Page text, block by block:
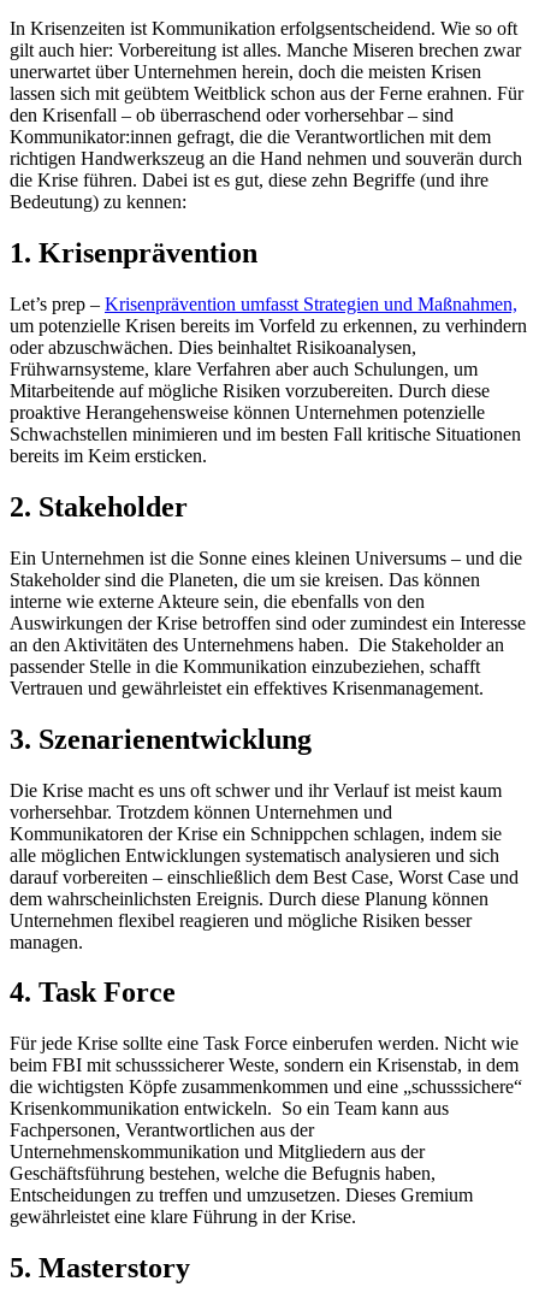
In Krisenzeiten ist Kommunikation erfolgsentscheidend. Wie so oft
gilt auch hier: Vorbereitung ist alles. Manche Miseren brechen zwar
unerwartet über Unternehmen herein, doch die meisten Krisen
lassen sich mit geübtem Weitblick schon aus der Ferne erahnen. Für
den Krisenfall – ob überraschend oder vorhersehbar – sind
Kommunikator:innen gefragt, die die Verantwortlichen mit dem
richtigen Handwerkszeug an die Hand nehmen und souverän durch
die Krise führen. Dabei ist es gut, diese zehn Begriffe (und ihre
Bedeutung) zu kennen:
1. Krisenprävention
Let’s prep – Krisenprävention umfasst Strategien und Maßnahmen,
um potenzielle Krisen bereits im Vorfeld zu erkennen, zu verhindern
oder abzuschwächen. Dies beinhaltet Risikoanalysen,
Frühwarnsysteme, klare Verfahren aber auch Schulungen, um
Mitarbeitende auf mögliche Risiken vorzubereiten. Durch diese
proaktive Herangehensweise können Unternehmen potenzielle
Schwachstellen minimieren und im besten Fall kritische Situationen
bereits im Keim ersticken.
2. Stakeholder
Ein Unternehmen ist die Sonne eines kleinen Universums – und die
Stakeholder sind die Planeten, die um sie kreisen. Das können
interne wie externe Akteure sein, die ebenfalls von den
Auswirkungen der Krise betroffen sind oder zumindest ein Interesse
an den Aktivitäten des Unternehmens haben. Die Stakeholder an
passender Stelle in die Kommunikation einzubeziehen, schafft
Vertrauen und gewährleistet ein effektives Krisenmanagement.
3. Szenarienentwicklung
Die Krise macht es uns oft schwer und ihr Verlauf ist meist kaum
vorhersehbar. Trotzdem können Unternehmen und
Kommunikatoren der Krise ein Schnippchen schlagen, indem sie
alle möglichen Entwicklungen systematisch analysieren und sich
darauf vorbereiten – einschließlich dem Best Case, Worst Case und
dem wahrscheinlichsten Ereignis. Durch diese Planung können
Unternehmen flexibel reagieren und mögliche Risiken besser
managen.
4. Task Force
Für jede Krise sollte eine Task Force einberufen werden. Nicht wie
beim FBI mit schusssicherer Weste, sondern ein Krisenstab, in dem
die wichtigsten Köpfe zusammenkommen und eine „schusssichere“
Krisenkommunikation entwickeln. So ein Team kann aus
Fachpersonen, Verantwortlichen aus der
Unternehmenskommunikation und Mitgliedern aus der
Geschäftsführung bestehen, welche die Befugnis haben,
Entscheidungen zu treffen und umzusetzen. Dieses Gremium
gewährleistet eine klare Führung in der Krise.
5. Masterstory